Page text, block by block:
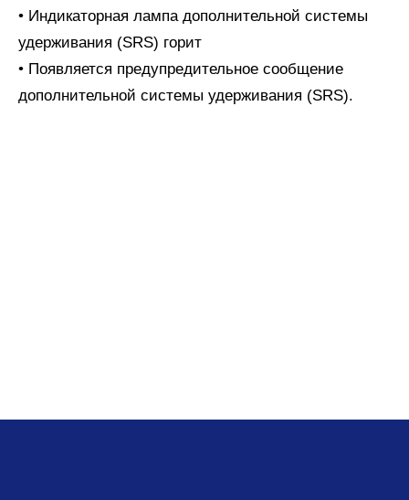
• Индикаторная лампа дополнительной системы
удерживания (SRS) горит
• Появляется предупредительное сообщение
дополнительной системы удерживания (SRS).